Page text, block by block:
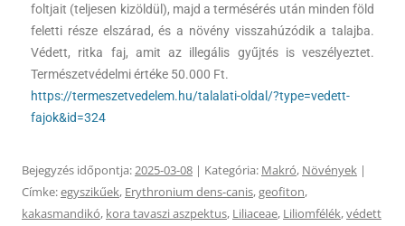
foltjait (teljesen kizöldül), majd a termésérés után minden föld
feletti része elszárad, és a növény visszahúzódik a talajba.
Védett, ritka faj, amit az illegális gyűjtés is veszélyeztet.
Természetvédelmi értéke 50.000 Ft.
https://termeszetvedelem.hu/talalati-oldal/?type=vedett-
fajok&id=324
Bejegyzés időpontja:2025-03-08 | Kategória: Makró, Növények |
Címke:egyszikűek, Erythronium dens-canis,geofiton,
kakasmandikó, kora tavaszi aszpektus, Liliaceae, Liliomfélék,védett